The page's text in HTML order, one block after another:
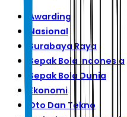
Awarding
Nasional
Surabaya Raya
Sepak Bola Indonesia
Sepak Bola Dunia
Ekonomi
Oto Dan Tekno